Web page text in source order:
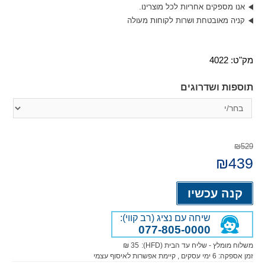
אנו מספקים אחריות לכל מוצרינו.
קניה מאובטחת ושרות לקוחות מעולה
מק"ט: 4022
תוספות ושדרוגים
₪529
המחיר
המקורי
היה:
₪529.
₪439
קנה עכשיו
שיחה עם נציג (רב קווי):
077-805-0000
משלוח מומלץ - שליח עד הבית (HFD):
35 ₪
זמן אספקה: 6 ימי עסקים , קיימת אפשרות לאיסוף עצמי